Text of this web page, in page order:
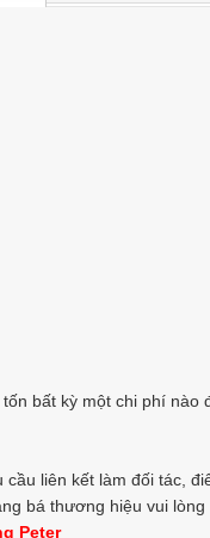
bất kỳ một chi phí nào
liên kết làm đối tác,
bá thương hiệu vui lòng
Peter